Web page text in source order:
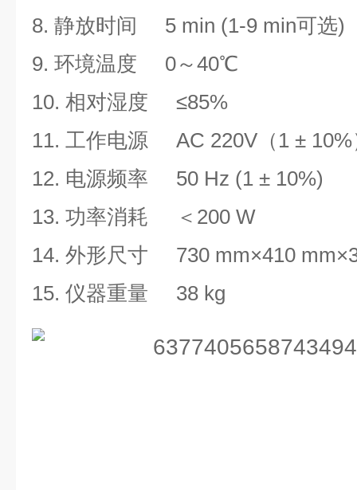
8. 静放时间 5 min (1-9 min可选)
9. 环境温度 0～40℃
10. 相对湿度 ≤85%
11. 工作电源 AC 220V（1 ± 10%
12. 电源频率 50 Hz (1 ± 10%)
13. 功率消耗
＜200 W
14. 外形尺寸 730 mm×410
15. 仪器重量 38 kg